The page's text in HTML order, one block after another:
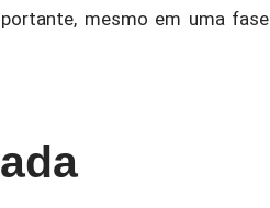
mesmo em uma fase